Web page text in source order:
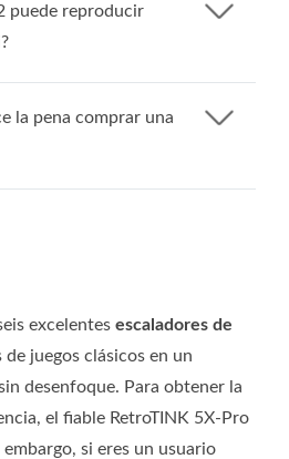
puede reproducir
la pena comprar una
excelentes escaladores de
juegos clásicos en un
desenfoque. Para obtener la
el fiable RetroTINK 5X-Pro
si eres un usuario